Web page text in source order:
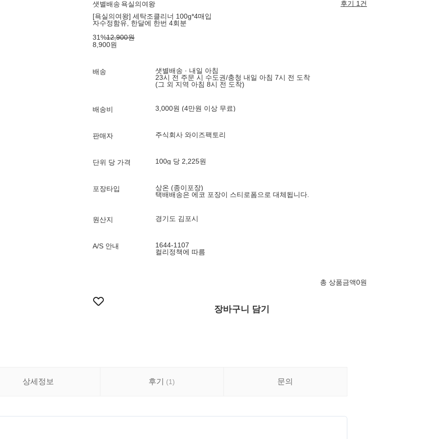
샛별배송 욕실의여왕
후기 1건
[욕실의여왕] 세탁조클리너 100g*4매입
자수정함유, 한달에 한번 4회분
31%12,900원
8,900원
배송
샛별배송 · 내일 아침
23시 전 주문 시 수도권/충청 내일 아침 7시 전 도착
(그 외 지역 아침 8시 전 도착)
배송비 3,000원 (4만원 이상 무료)
판매자 주식회사 와이즈팩토리
단위 당 가격 100g 당 2,225원
포장타입
상온 (종이포장)
택배배송은 에코 포장이 스티로폼으로 대체됩니다.
원산지 경기도 김포시
A/S 안내
1644-1107
컬리정책에 따름
총 상품금액0원
장바구니 담기
상세정보 후기 (1) 문의